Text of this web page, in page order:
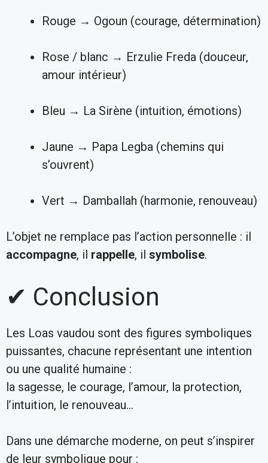
Rouge → Ogoun (courage, détermination)
Rose / blanc → Erzulie Freda (douceur,
amour intérieur)
Bleu → La Sirène (intuition, émotions)
Jaune → Papa Legba (chemins qui
s’ouvrent)
Vert → Damballah (harmonie, renouveau)
L’objet ne remplace pas l’action personnelle : il
accompagne, il rappelle, il symbolise.
✔ Conclusion
Les Loas vaudou sont des figures symboliques
puissantes, chacune représentant une intention
ou une qualité humaine :
la sagesse, le courage, l’amour, la protection,
l’intuition, le renouveau…
Dans une démarche moderne, on peut s’inspirer
de leur symbolique pour :